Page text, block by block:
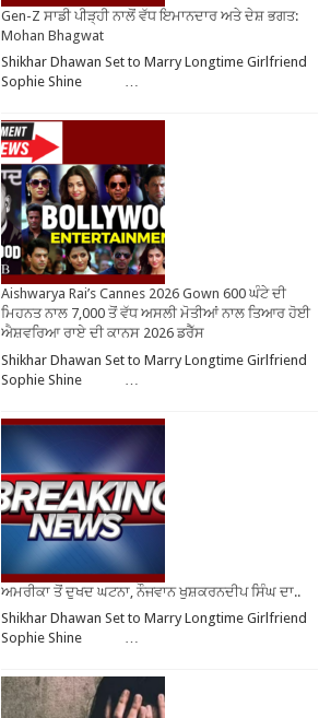
Gen-Z ਸਾਡੀ ਪੀੜ੍ਹੀ ਨਾਲੋਂ ਵੱਧ ਇਮਾਨਦਾਰ ਅਤੇ ਦੇਸ਼ ਭਗਤ:
Mohan Bhagwat
Shikhar Dhawan Set to Marry Longtime Girlfriend
Sophie Shine …
Aishwarya Rai’s Cannes 2026 Gown 600 ਘੰਟੇ ਦੀ
ਮਿਹਨਤ ਨਾਲ 7,000 ਤੋਂ ਵੱਧ ਅਸਲੀ ਮੋਤੀਆਂ ਨਾਲ ਤਿਆਰ ਹੋਈ
ਐਸ਼ਵਰਿਆ ਰਾਏ ਦੀ ਕਾਨਸ 2026 ਡਰੈੱਸ
Shikhar Dhawan Set to Marry Longtime Girlfriend
Sophie Shine …
ਅਮਰੀਕਾ ਤੋਂ ਦੁਖਦ ਘਟਨਾ, ਨੌਜਵਾਨ ਖੁਸ਼ਕਰਨਦੀਪ ਸਿੰਘ ਦਾ..
Shikhar Dhawan Set to Marry Longtime Girlfriend
Sophie Shine …